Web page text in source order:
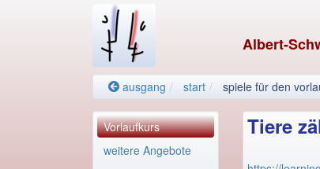
Albert-
ausgang start spiele für den
Vorlaufkurs
weitere Angebote
Tiere